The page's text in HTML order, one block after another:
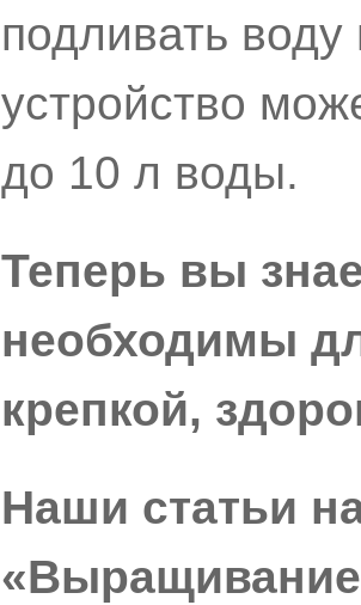
подливать воду
устройство
до 10 л воды.
Теперь вы
необходимы
крепкой,
Наши статьи